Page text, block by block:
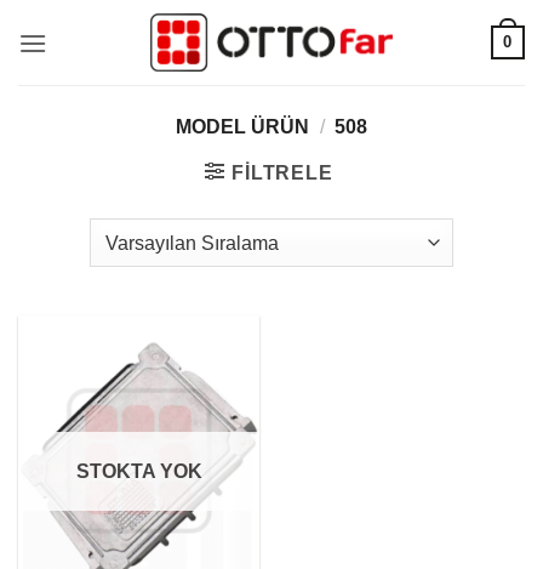
atla
0
MODEL ÜRÜN / 508
FILTRELE
STOKTA YOK